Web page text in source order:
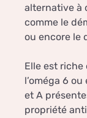
alternative à
comme le
ou encore le
Elle est riche
l’oméga 6
et A
propriété